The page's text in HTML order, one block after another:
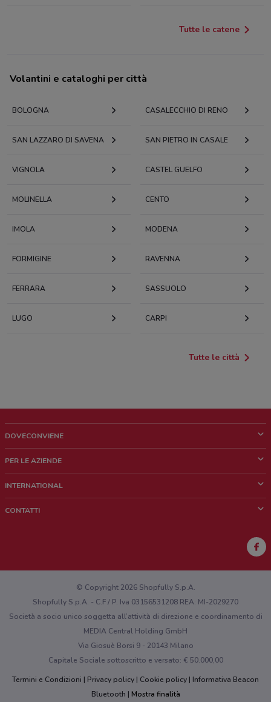
Tutte le catene
Volantini e cataloghi per città
BOLOGNA CASALECCHIO DI RENO
SAN LAZZARO DI SAVENA SAN PIETRO IN CASALE
VIGNOLA CASTEL GUELFO
MOLINELLA CENTO
IMOLA MODENA
FORMIGINE RAVENNA
FERRARA SASSUOLO
LUGO CARPI
Tutte le città
DOVECONVIENE
Chi siamo
Lavora con noi
PER LE AZIENDE
Richieste commerciali e marketing
INTERNATIONAL
CONTATTI
Hai un malfunzionamento sul web o sull'app?
© Copyright 2026 Shopfully S.p.A.
Shopfully S.p.A. - C.F / P. Iva 03156531208 REA: MI-2029270
Società a socio unico soggetta all’attività di direzione e coordinamento di
MEDIA Central Holding GmbH
Via Giosuè Borsi 9 - 20143 Milano
Capitale Sociale sottoscritto e versato: € 50.000,00
Termini e Condizioni
Privacy policy Cookie policy
Informativa Beacon
Bluetooth
Mostra finalità